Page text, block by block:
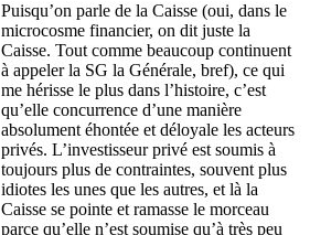
Puisqu’on parle de la Caisse (oui, dans le
microcosme financier, on dit juste la
Caisse. Tout comme beaucoup continuent
à appeler la SG la Générale, bref), ce qui
me hérisse le plus dans l’histoire, c’est
qu’elle concurrence d’une manière
absolument éhontée et déloyale les acteurs
privés. L’investisseur privé est soumis à
toujours plus de contraintes, souvent plus
idiotes les unes que les autres, et là la
Caisse se pointe et ramasse le morceau
parce qu’elle n’est soumise qu’à très peu